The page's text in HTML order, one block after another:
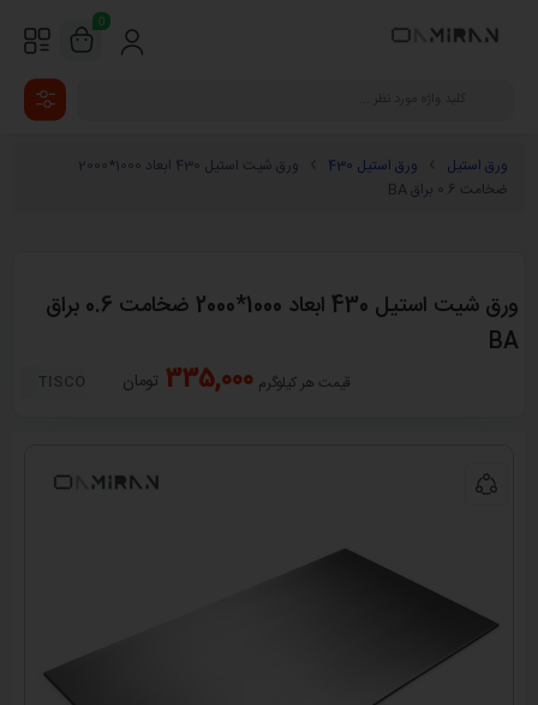
0
ورق استیل ورق استیل 430
ورق شیت استیل 430 ابعاد 1000*2000
ضخامت 0.6 براق BA
ورق شیت استیل 430 ابعاد 1000*2000 ضخامت 0.6 براق
BA
قیمت هر کیلوگرم 335,000 تومان TISCO